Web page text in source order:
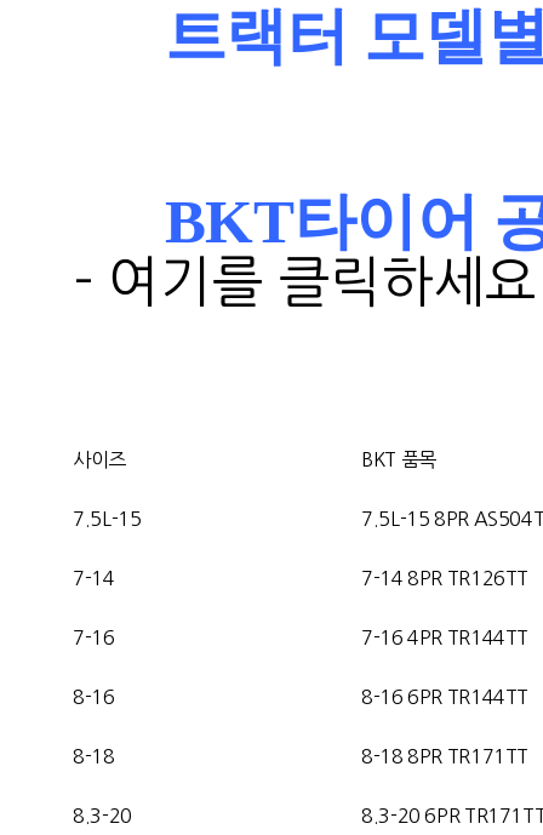
트랙터 모델
BKT타이어
- 여기를 클릭하세요
사이즈 BKT 품목
7.5L-15 7.5L-15 8PR
7-14 7-14 8PR TR126TT
7-16 7-16 4 PR TR144TT
8-16 8-16 6 PR TR144TT
8-18 8-18 8PR TR171TT
8.3-20 8.3-20 6PR